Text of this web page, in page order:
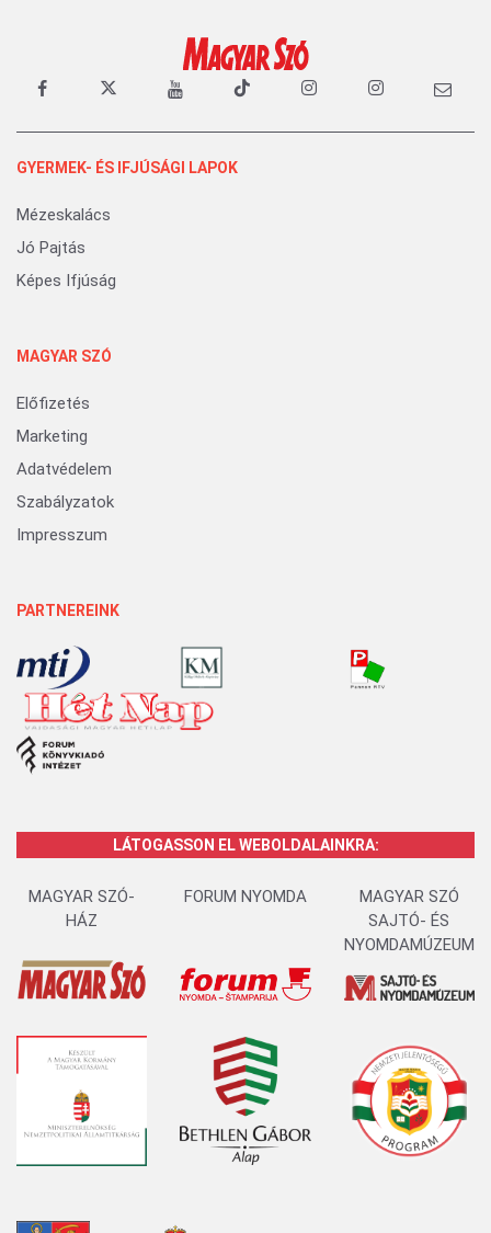
GYERMEK- ÉS IFJÚSÁGI LAPOK
Mézeskalács
Jó Pajtás
Képes Ifjúság
MAGYAR SZÓ
Előfizetés
Marketing
Adatvédelem
Szabályzatok
Impresszum
PARTNEREINK
LÁTOGASSON EL WEBOLDALAINKRA:
MAGYAR SZÓ-
HÁZ
FORUM NYOMDA
MAGYAR SZÓ
SAJTÓ- ÉS
NYOMDAMÚZEUM